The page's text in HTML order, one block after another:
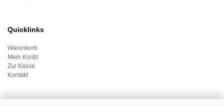
Quicklinks
Warenkorb
Mein Konto
Zur Kasse
Kontakt